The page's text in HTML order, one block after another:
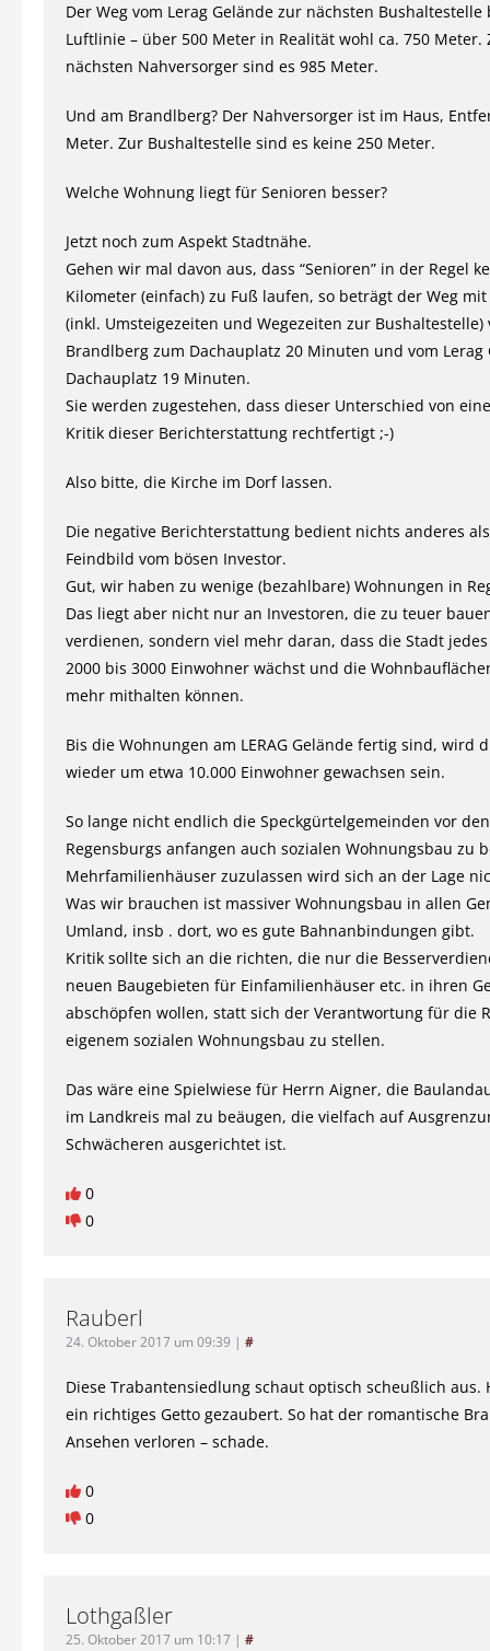
Der Weg vom Lerag Gelände zur nächsten Bushaltestelle
Luftlinie – über 500 Meter in Realität wohl ca. 750 Meter.
nächsten Nahversorger sind es 985 Meter.
Und am Brandlberg? Der Nahversorger ist im Haus,
Meter. Zur Bushaltestelle sind es keine 250 Meter.
Welche Wohnung liegt für Senioren besser?
Jetzt noch zum Aspekt Stadtnähe.
Gehen wir mal davon aus, dass “Senioren” in der Regel
Kilometer (einfach) zu Fuß laufen, so beträgt der Weg
(inkl. Umsteigezeiten und Wegezeiten zur Bushaltestelle)
Brandlberg zum Dachauplatz 20 Minuten und vom Lerag
Dachauplatz 19 Minuten.
Sie werden zugestehen, dass dieser Unterschied von
Kritik dieser Berichterstattung rechtfertigt ;-)
Also bitte, die Kirche im Dorf lassen.
Die negative Berichterstattung bedient nichts anderes
Feindbild vom bösen Investor.
Gut, wir haben zu wenige (bezahlbare) Wohnungen in
Das liegt aber nicht nur an Investoren, die zu teuer
verdienen, sondern viel mehr daran, dass die Stadt
2000 bis 3000 Einwohner wächst und die
mehr mithalten können.
Bis die Wohnungen am LERAG Gelände fertig sind, wird
wieder um etwa 10.000 Einwohner gewachsen sein.
So lange nicht endlich die Speckgürtelgemeinden vor
Regensburgs anfangen auch sozialen Wohnungsbau zu
Mehrfamilienhäuser zuzulassen wird sich an der Lage
Was wir brauchen ist massiver Wohnungsbau in allen
Umland, insb . dort, wo es gute Bahnanbindungen gibt.
Kritik sollte sich an die richten, die nur die
neuen Baugebieten für Einfamilienhäuser etc. in ihren
abschöpfen wollen, statt sich der Verantwortung für die
eigenem sozialen Wohnungsbau zu stellen.
Das wäre eine Spielwiese für Herrn Aigner, die
im Landkreis mal zu beäugen, die vielfach auf
Schwächeren ausgerichtet ist.
0
0
Rauberl
24. Oktober 2017 um 09:39 | #
Diese Trabantensiedlung schaut optisch scheußlich aus.
ein richtiges Getto gezaubert. So hat der romantische
Ansehen verloren – schade.
0
0
Lothgaßler
25. Oktober 2017 um 10:17 | #